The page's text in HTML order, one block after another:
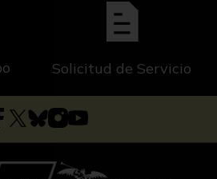
Solicitud de Servicio